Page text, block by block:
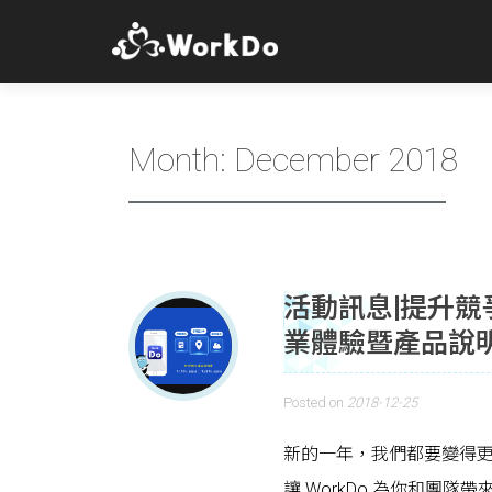
Month: December 2018
活動訊息|提升
業體驗暨產品說
Posted on 2018-12-25
新的一年，我們都要變得